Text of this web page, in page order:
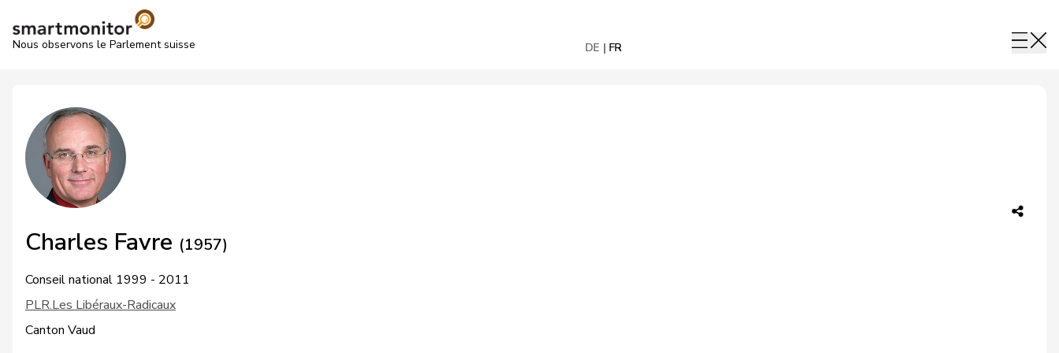
Nous observons le Parlement suisse DE FR
Charles Favre (1957)
Conseil national 1999 - 2011
PLR.Les Libéraux-Radicaux
Canton Vaud